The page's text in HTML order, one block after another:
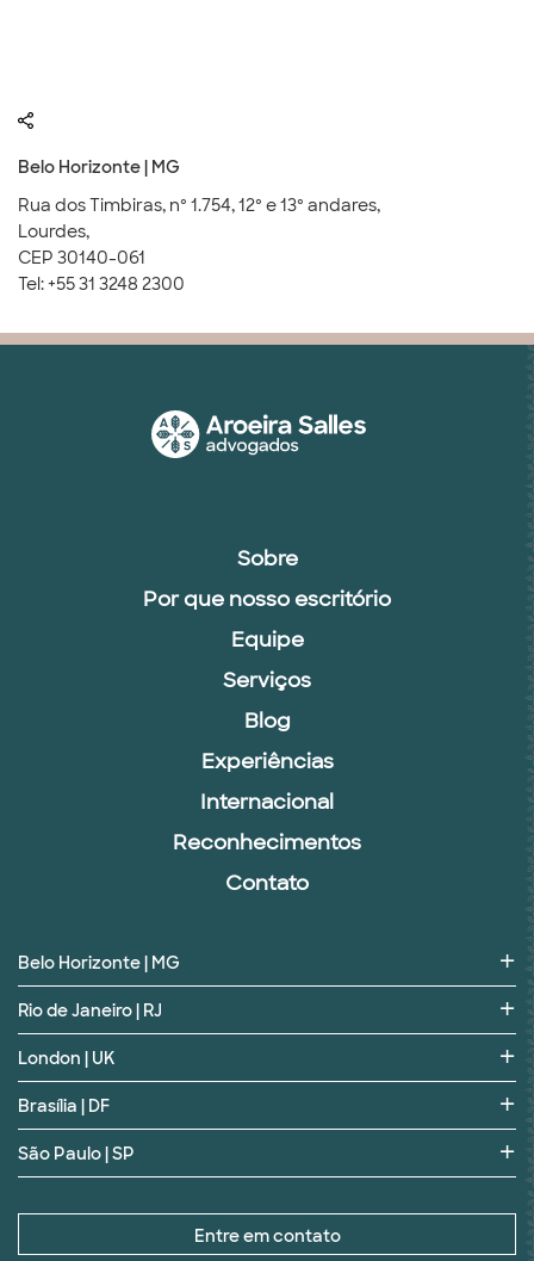
Belo Horizonte | MG
Rua dos Timbiras, nº 1.754, 12º e 13º andares,
Lourdes,
CEP 30140-061
Tel: +55 31 3248 2300
Sobre
Por que nosso escritório
Equipe
Serviços
Blog
Experiências
Internacional
Reconhecimentos
Contato
Belo Horizonte | MG
Rio de Janeiro | RJ
London | UK
Brasília | DF
São Paulo | SP
Entre em contato